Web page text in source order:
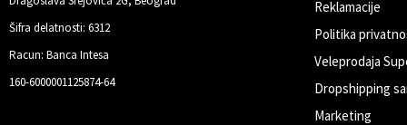
Šifra delatnosti: 6312
Racun: Banca Intesa
160-6000001125874-64
Reklamacije
Politika
Veleprodaja
Dropshipping
Marketing